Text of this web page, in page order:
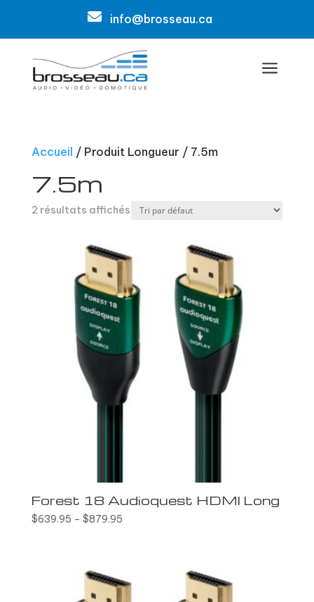
 info@brosseau.ca
a
Accueil / Produit Longueur / 7.5m
7.5m
2 résultats affichés
Forest 18 Audioquest HDMI Long
$639.95 – $879.95